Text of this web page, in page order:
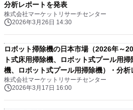
分析レポートを発表
株式会社マーケットリサーチセンター
2026年3月26日 14:30
ロボット掃除機の日本市場（2026年～
ト式床用掃除機、ロボット式プール用
機、ロボット式プール用掃除機）・分析
株式会社マーケットリサーチセンター
2026年3月17日 16:00